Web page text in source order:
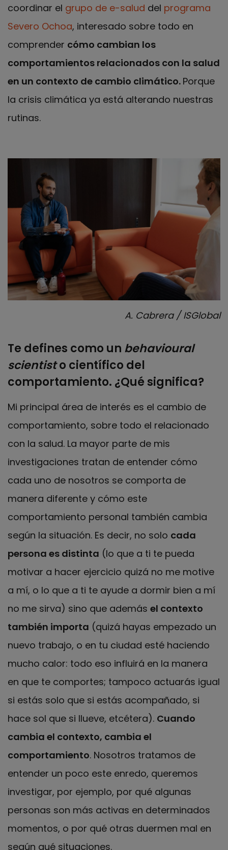
coordinar el grupo de e-salud del programa
Severo Ochoa, interesado sobre todo en
comprender cómo cambian los
comportamientos relacionados con la salud
en un contexto de cambio climático. Porque
la crisis climática ya está alterando nuestras
rutinas.
A. Cabrera / ISGlobal
Te defines como un behavioural
scientisto científico del
comportamiento. ¿Qué significa?
Mi principal área de interés es el cambio de
comportamiento, sobre todo el relacionado
con la salud. La mayor parte de mis
investigaciones tratan de entender cómo
cada uno de nosotros se comporta de
manera diferente y cómo este
comportamiento personal también cambia
según la situación. Es decir, no solo cada
persona es distinta (lo que a ti te pueda
motivar a hacer ejercicio quizá no me motive
a mí, o lo que a ti te ayude a dormir bien a mí
no me sirva) sino que además el contexto
también importa (quizá hayas empezado un
nuevo trabajo, o en tu ciudad esté haciendo
mucho calor: todo eso influirá en la manera
en que te comportes; tampoco actuarás igual
si estás solo que si estás acompañado, si
hace sol que si llueve, etcétera). Cuando
cambia el contexto, cambia el
comportamiento. Nosotros tratamos de
entender un poco este enredo, queremos
investigar, por ejemplo, por qué algunas
personas son más activas en determinados
momentos, o por qué otras duermen mal en
según qué situaciones.